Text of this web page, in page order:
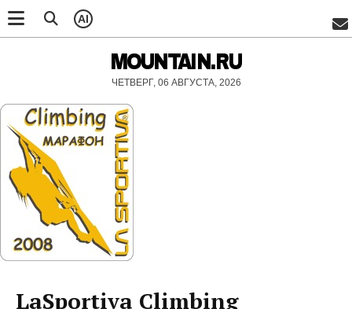
AI
MOUNTAIN.RU
ЧЕТВЕРГ, 06 АВГУСТА, 2026
LaSportiva Climbing